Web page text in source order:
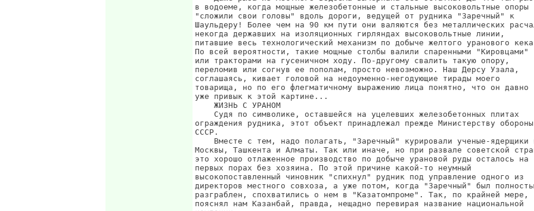
в водоеме, когда мощные железобетонные и стальные высоковольтные опоры
"сложили свои головы" вдоль дороги, ведущей от рудника "Заречный" к
Шаульдеру! Более чем на 90 км пути они валяются без металлических
некогда державших на изоляционных гирляндах высоковольтные линии,
питавшие весь технологический механизм по добыче желтого уранового
По всей вероятности, такие мощные столбы валили спаренными "Кировцами"
или тракторами на гусеничном ходу. По-другому свалить такую опору,
переломив или согнув ее пополам, просто невозможно. Наш Дерсу Узала,
соглашаясь, кивает головой на недоуменно-негодующие тирады моего
товарища, но по его флегматичному выражению лица понятно, что он давно
уже привык к этой картине...
    ЖИЗНЬ С УРАНОМ
    Судя по символике, оставшейся на уцелевших железобетонных плитах
ограждения рудника, этот объект принадлежал прежде Министерству обороны
СССР.
Вместе с тем, надо полагать, "Заречный" курировали ученые-ядерщики
Москвы, Ташкента и Алматы. Так или иначе, но при развале советской
это хорошо отлаженное производство по добыче урановой руды осталось на
первых порах без хозяина. По этой причине какой-то неумный
высокопоставленный чиновник "спихнул" рудник под управление одного из
директоров местного совхоза, а уже потом, когда "Заречный" был
разграблен, спохватились о нем в "Казатомпроме". Так, по крайней мере,
пояснял нам Казанбай, правда, нещадно перевирая название национальной